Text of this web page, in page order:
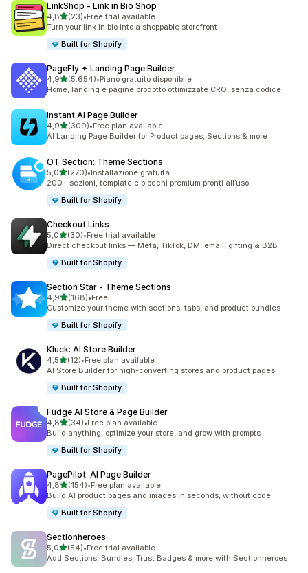
LinkShop ‑ Link in Bio Shop
4,8stelle su 5
(23)
23 recensioni totali
•Free trial available
Turn your link in bio into a shoppable storefront
Built for Shopify
PageFly ✦ Landing Page Builder
4,9stelle su 5
(5.654)
5654 recensioni totali
•Piano gratuito disponibile
Home, landing e pagine prodotto ottimizzate CRO, senza codice
Instant AI Page Builder
4,9stelle su 5
(309)
309 recensioni totali
•Free plan available
AI Landing Page Builder for Product pages, Sections & more
OT Section: Theme Sections
5,0stelle su 5
(270)
270 recensioni totali
•Installazione gratuita
200+ sezioni, template e blocchi premium pronti all’uso
Built for Shopify
Checkout Links
5,0stelle su 5
(30)
30 recensioni totali
•Free trial available
Direct checkout links — Meta, TikTok, DM, email, gifting & B2B
Built for Shopify
Section Star ‑ Theme Sections
4,9stelle su 5
(168)
168 recensioni totali
•Free
Customize your theme with sections, tabs, and product bundles
Built for Shopify
Kluck: AI Store Builder
4,5stelle su 5
(12)
12 recensioni totali
•Free plan available
AI Store Builder for high-converting stores and product pages
Built for Shopify
Fudge AI Store & Page Builder
4,8stelle su 5
(34)
34 recensioni totali
•Free plan available
Build anything, optimize your store, and grow with prompts
Built for Shopify
PagePilot: AI Page Builder
4,8stelle su 5
(154)
154 recensioni totali
•Free plan available
Build AI product pages and images in seconds, without code
Built for Shopify
Sectionheroes
5,0stelle su 5
(54)
54 recensioni totali
•Free trial available
Add Sections, Bundles, Trust Badges & more with Sectionheroes